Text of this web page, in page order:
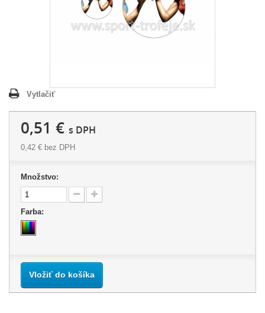
Vytlačiť
0,51 € s DPH
0,42 € bez DPH
Množstvo:
Farba:
Vložiť do košíka